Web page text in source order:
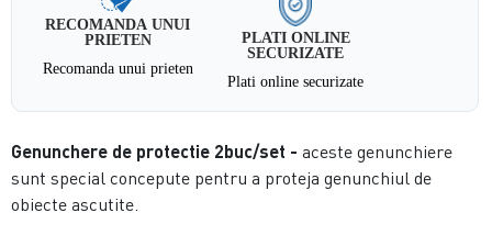
RECOMANDA UNUI
PRIETEN
Recomanda unui prieten
PLATI ONLINE
SECURIZATE
Plati online securizate
Genunchere de protectie 2buc/set -aceste genunchiere
sunt special concepute pentru a proteja genunchiul de
obiecte ascutite.